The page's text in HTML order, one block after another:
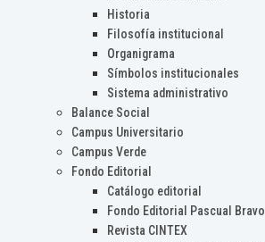
Historia
Filosofía institucional
Organigrama
Símbolos institucionales
Sistema administrativo
Balance Social
Campus Universitario
Campus Verde
Fondo Editorial
Catálogo editorial
Fondo Editorial Pascual Bravo
Revista CINTEX